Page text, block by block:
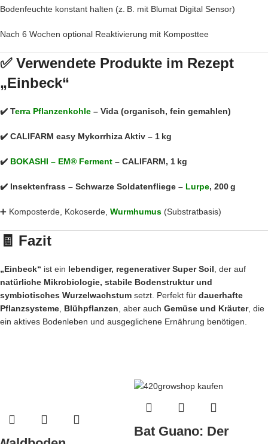
Bodenfeuchte konstant halten (z. B. mit Blumat Digital Sensor)
Nach 6 Wochen optional Reaktivierung mit Komposttee
✅ Verwendete Produkte im Rezept
„Einbeck“
✔️ Terra Pflanzenkohle – Vida (organisch, fein gemahlen)
✔️ CALIFARM easy Mykorrhiza Aktiv – 1 kg
✔️ BOKASHI – EM® Ferment – CALIFARM, 1 kg
✔️ Insektenfrass – Schwarze Soldatenfliege – Lurpe, 200 g
➕ Komposterde, Kokoserde, Wurmhumus (Substratbasis)
🧾 Fazit
„Einbeck“ ist ein lebendiger, regenerativer Super Soil, der auf
natürliche Mikrobiologie, stabile Bodenstruktur und
symbiotisches Wurzelwachstum setzt. Perfekt für dauerhafte
Pflanzsysteme, Blühpflanzen, aber auch Gemüse und Kräuter, die
ein aktives Bodenleben und ausgeglichene Ernährung benötigen.
Bat Guano: Der